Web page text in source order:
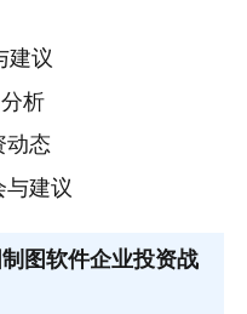
建议
析
动态
建议
图软件企业投资战